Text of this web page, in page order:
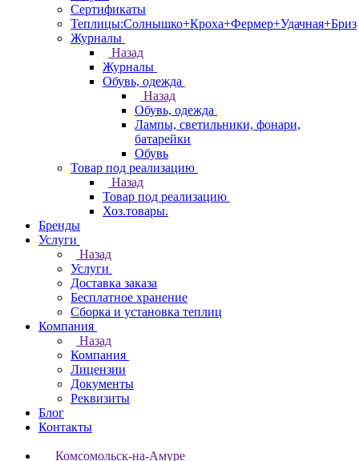
Сертификаты
Теплицы:Солнышко+Кроха+Фермер+Удачная+Бриз
Журналы
Назад
Журналы
Обувь, одежда
Назад
Обувь, одежда
Лампы, светильники, фонари,
батарейки
Обувь
Товар под реализацию
Назад
Товар под реализацию
Хоз.товары.
Бренды
Услуги
Назад
Услуги
Доставка заказа
Бесплатное хранение
Сборка и установка теплиц
Компания
Назад
Компания
Лицензии
Документы
Реквизиты
Блог
Контакты
Комсомольск-на-Амуре